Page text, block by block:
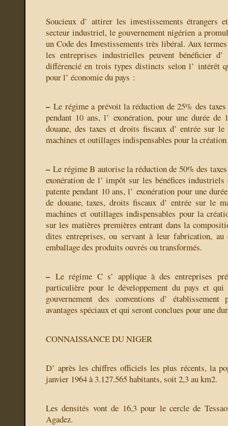
Soucieux d’ attirer les investissements étrangers
secteur industriel, le gouvernement nigérien a
un Code des Investissements très libéral. Aux
les entreprises industrielles peuvent bénéficier
différencié en trois types distincts selon l’ intérêt
pour l’ économie du pays :
–Le régime a prévoit la réduction de 25% des
pendant 10 ans, l’ exonération, pour une durée de
douane, des taxes et droits fiscaux d’ entrée sur
machines et outillages indispensables pour la
–Le régime B autorise la réduction de 50% des
exonération de l’ impôt sur les bénéfices
patente pendant 10 ans, l’ exonération pour une
de douane, taxes, droits fiscaux d’ entrée sur le
machines et outillages indispensables pour la
sur les matières premières entrant dans la
dites entreprises, ou servant à leur fabrication,
emballage des produits ouvrés ou transformés.
–Le régime C s’ applique à des entreprises
particulière pour le développement du pays et qui
gouvernement des conventions d’
avantages spéciaux et qui seront conclues pour une
CONNAISSANCE DU NIGER
D’ après les chiffres officiels les plus récents, la
janvier 1964 à 3.127.565 habitants, soit 2,3 au km2.
Les densités vont de 16,3 pour le cercle de
Agadez.